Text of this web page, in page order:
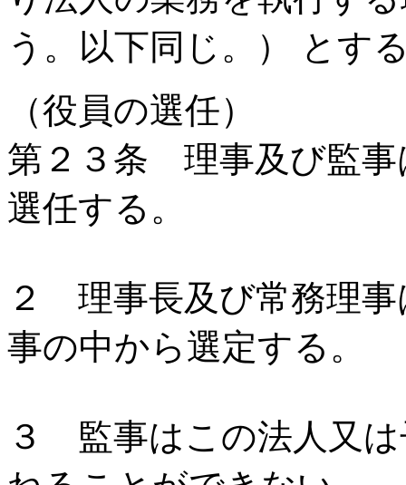
う。以下同じ。） とす
（役員の選任）
第２３条 理事及び監事
選任する。
２ 理事長及び常務理事
事の中から選定する。
３ 監事はこの法人又は